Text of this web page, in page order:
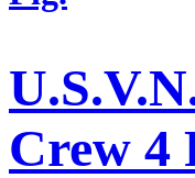
Crew 4